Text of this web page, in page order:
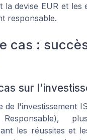
la devise EUR et les
responsable.
cas :
sur
de l'investissement
Responsable),
les réussites et